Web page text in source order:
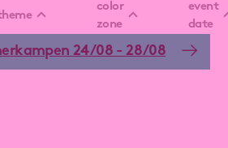
color
zone
event
date
24/08 - 28/08